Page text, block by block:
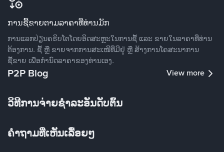
ການຊື້ຂາຍຕາມລາຄາທີ່ທ່ານມັກ
ການແລກປ່ຽນຄຣິບໂຕໂດຍອິດສະຫຼະໃນການຊື້ ແລະ ຂາຍໃນລາຄາທີ່ທ່ານ
ຕ້ອງການ. ຊື້ ຫຼື ຂາຍຈາກການສະເໜີທີ່ມີຢູ່ ຫຼື ສ້າງການໂຄສະນາການ
ຊື້ຂາຍ ເພື່ອກໍານົດລາຄາຂອງທ່ານເອງ.
P2P Blog View more
ວິທີການຈ່າຍຊຳລະອັນດັບຕົ້ນ
ຄໍາຖາມທີ່ເຫັນເລື້ອຍໆ